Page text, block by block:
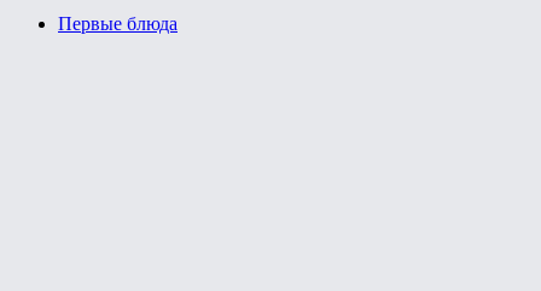
Первые блюда